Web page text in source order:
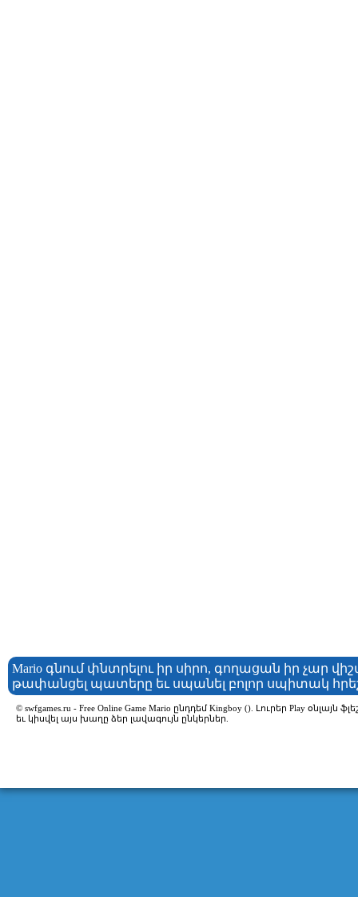
Mario գնում փնտրելու իր սիրո, գողացան իր չար
թափանցել պատերը եւ սպանել բոլոր սպիտակ
© swfgames.ru - Free Online Game Mario ընդդեմ Kingboy (). Լուրեր Play
եւ կիսվել այս խաղը ձեր լավագույն ընկերներ.